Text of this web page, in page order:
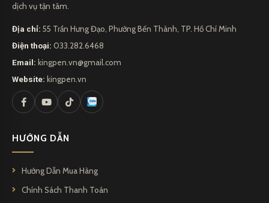
dịch vụ tận tâm.
Địa chỉ: 55 Trần Hưng Đạo, Phường Bến Thành, TP. Hồ Chí Minh
Điện thoại: 033.282.6468
Email: kingpen.vn@gmail.com
Website: kingpen.vn
HƯỚNG DẪN
Hướng Dẫn Mua Hàng
Chính Sách Thanh Toán